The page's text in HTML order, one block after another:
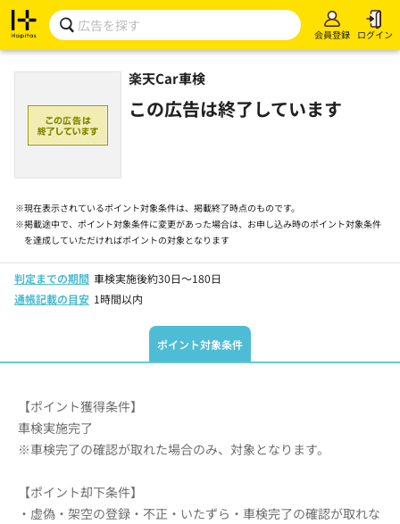
会員登録 ログイン
楽天Car車検
この広告は終了しています
※現在表示されているポイント対象条件は、掲載終了時点のものです。
※掲載途中で、ポイント対象条件に変更があった場合は、お申し込み時のポイント対象条件
を達成していただければポイントの対象となります
判定までの期間 車検実施後約30日～180日
通帳記載の目安 1時間以内
ポイント対象条件
【ポイント獲得条件】
車検実施完了
※車検完了の確認が取れた場合のみ、対象となります。
【ポイント却下条件】
・虚偽・架空の登録・不正・いたずら・車検完了の確認が取れな